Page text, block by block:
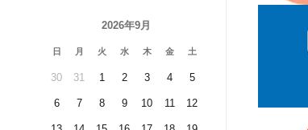
2026年9月
日 月 火 水 木 金 土
30 31 1 2 3 4 5
6 7 8 9 10 11 12